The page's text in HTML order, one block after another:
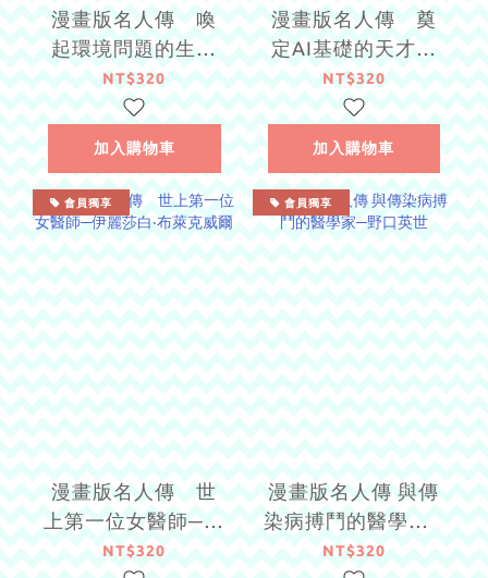
漫畫版名人傳 喚
起環境問題的生物
學家─瑞秋．卡森
NT$320
加入購物車
漫畫版名人傳 奠
定AI基礎的天才數
學家─艾倫‧圖靈
NT$320
加入購物車
會員獨享
漫畫版名人傳 世
上第一位女醫師─伊
麗莎白‧布萊克威爾
NT$320
會員獨享
漫畫版名人傳 與傳
染病搏鬥的醫學家─
野口英世
NT$320